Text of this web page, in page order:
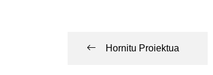
navigation
Hornitu Proiektua